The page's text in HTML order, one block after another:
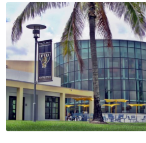
o
o
k
r
d
I
n
e
s
d
s